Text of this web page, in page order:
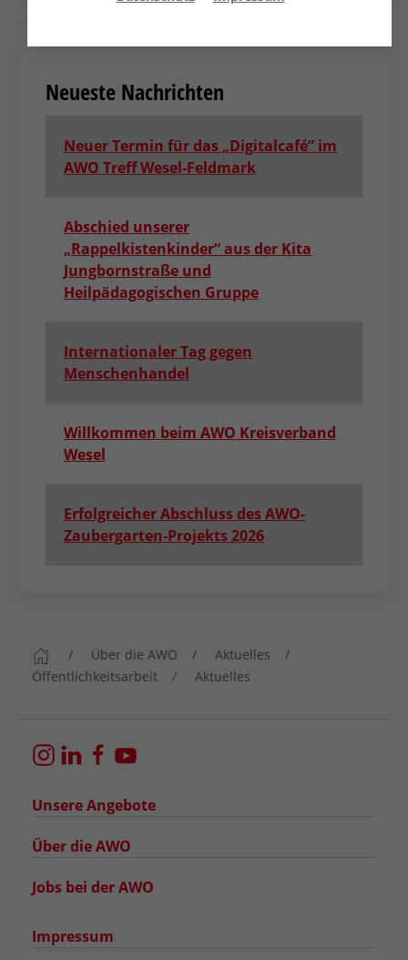
Neueste Nachrichten
Neuer Termin für das „Digitalcafé” im
AWO Treff Wesel-Feldmark
Abschied unserer
„Rappelkistenkinder“ aus der Kita
Jungbornstraße und
Heilpädagogischen Gruppe
Internationaler Tag gegen
Menschenhandel
Willkommen beim AWO Kreisverband
Wesel
Erfolgreicher Abschluss des AWO-
Zaubergarten-Projekts 2026
Über die AWO
Aktuelles
Öffentlichkeitsarbeit
Aktuelles
Unsere Angebote
Über die AWO
Jobs bei der AWO
Impressum